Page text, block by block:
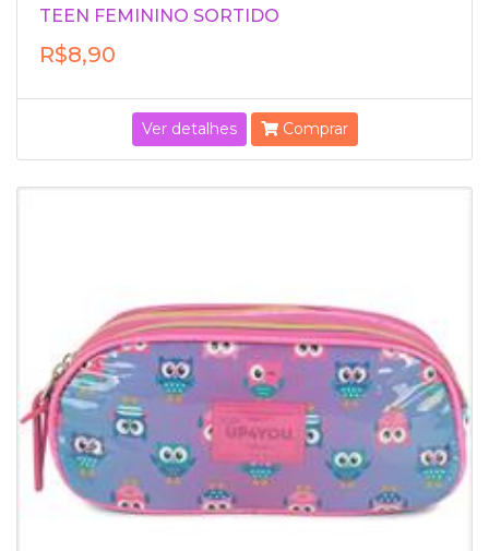
TEEN FEMININO SORTIDO
R$8,90
Ver detalhes Comprar